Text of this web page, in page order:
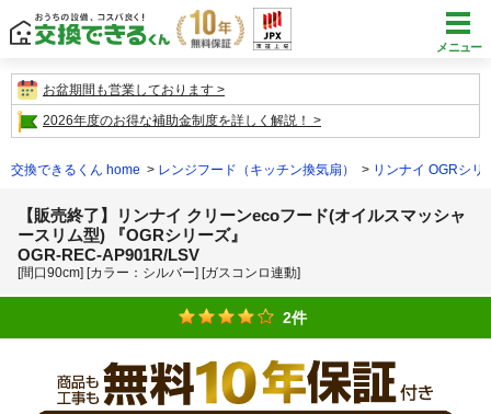
メニュー
お盆期間も営業しております
2026年度のお得な補助金制度を詳しく解説！
交換できるくん home レンジフード（キッチン換気扇） リンナイ OGRシリ
【販売終了】リンナイ クリーンecoフード(オイルスマッシャ
ースリム型) 『OGRシリーズ』
OGR-REC-AP901R/LSV
[間口90cm] [カラー：シルバー] [ガスコンロ連動]
2件